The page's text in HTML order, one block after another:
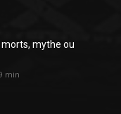
morts, mythe ou
min